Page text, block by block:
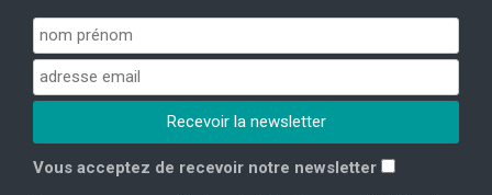
Vous acceptez de recevoir notre newsletter